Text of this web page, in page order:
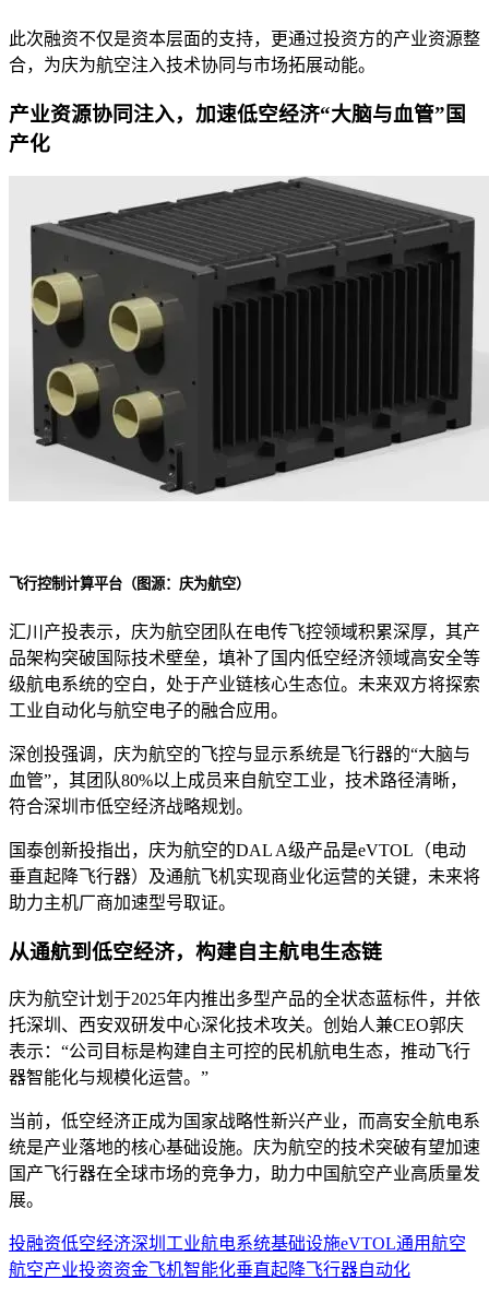
此次融资不仅是资本层面的支持，更通过投资方的产业资源整
合，为庆为航空注入技术协同与市场拓展动能。
产业资源协同注入，加速低空经济“大脑与血管”国
产化
飞行控制计算平台（图源：庆为航空）
汇川产投表示，庆为航空团队在电传飞控领域积累深厚，其产
品架构突破国际技术壁垒，填补了国内低空经济领域高安全等
级航电系统的空白，处于产业链核心生态位。未来双方将探索
工业自动化与航空电子的融合应用。
深创投强调，庆为航空的飞控与显示系统是飞行器的“大脑与
血管”，其团队80%以上成员来自航空工业，技术路径清晰，
符合深圳市低空经济战略规划。
国泰创新投指出，庆为航空的DAL A级产品是eVTOL（电动
垂直起降飞行器）及通航飞机实现商业化运营的关键，未来将
助力主机厂商加速型号取证。
从通航到低空经济，构建自主航电生态链
庆为航空计划于2025年内推出多型产品的全状态蓝标件，并依
托深圳、西安双研发中心深化技术攻关。创始人兼CEO郭庆
表示：“公司目标是构建自主可控的民机航电生态，推动飞行
器智能化与规模化运营。”
当前，低空经济正成为国家战略性新兴产业，而高安全航电系
统是产业落地的核心基础设施。庆为航空的技术突破有望加速
国产飞行器在全球市场的竞争力，助力中国航空产业高质量发
展。
投融资低空经济深圳 工业航电系统基础设施eVTOL通用航空
航空产业投资资金飞机智能化垂直起降飞行器自动化